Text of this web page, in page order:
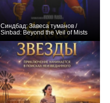
Синдбад: Завеса туманов /
Sinbad: Beyond the Veil of Mists